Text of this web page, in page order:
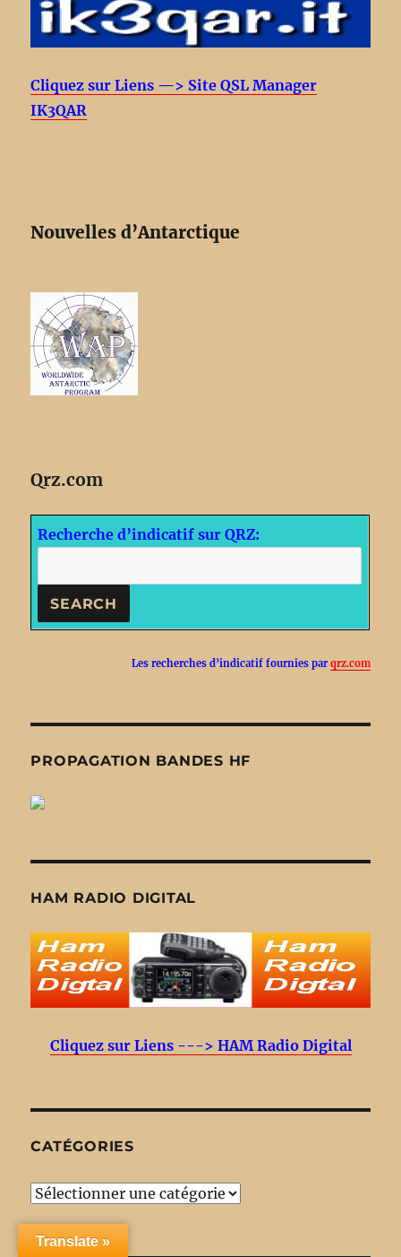
Cliquez sur Liens —> Site QSL Manager
IK3QAR
Nouvelles d’Antarctique
Qrz.com
Recherche d’indicatif sur QRZ:
Les recherches d’indicatif fournies par qrz.com
PROPAGATION BANDES HF
HAM RADIO DIGITAL
Cliquez sur Liens ---> HAM Radio Digital
CATÉGORIES
Catégories
Translate »